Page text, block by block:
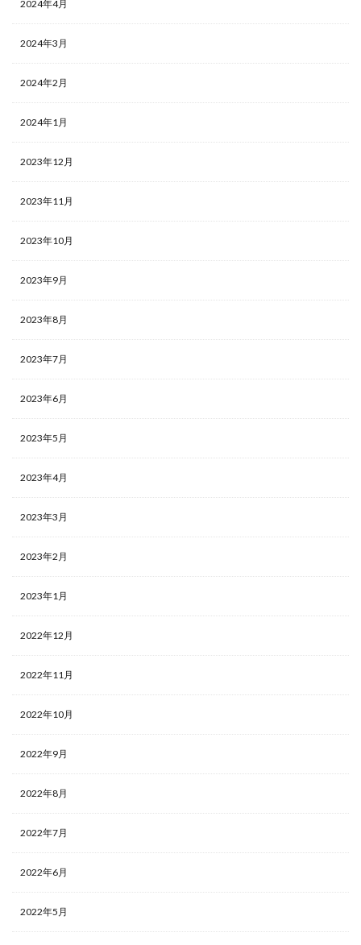
2024年4月
2024年3月
2024年2月
2024年1月
2023年12月
2023年11月
2023年10月
2023年9月
2023年8月
2023年7月
2023年6月
2023年5月
2023年4月
2023年3月
2023年2月
2023年1月
2022年12月
2022年11月
2022年10月
2022年9月
2022年8月
2022年7月
2022年6月
2022年5月